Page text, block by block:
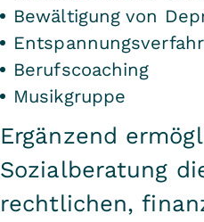
Bewältigung von
Berufscoaching
Musikgruppe
Ergänzend
Sozialberatung
rechtlichen,